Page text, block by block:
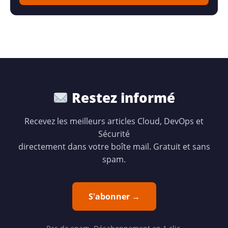
Restez informé
Recevez les meilleurs articles Cloud, DevOps et
Sécurité
directement dans votre boîte mail. Gratuit et sans
spam.
S'abonner →